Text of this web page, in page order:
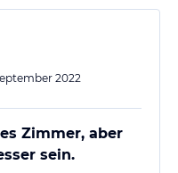
unser Mail, finde
2022
Zimmer, aber
sein.